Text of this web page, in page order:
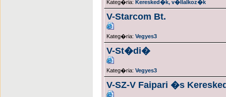
Kateg�ria: Keresked�k, v�llalkoz�k
V-Starcom Bt.
Kateg�ria: Vegyes3
V-St�di�
Kateg�ria: Vegyes3
V-SZ-V Faipari �s